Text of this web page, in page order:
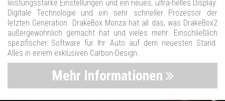
leistungsstarke Einstellungen und ein neues, ultra-helles Display.
Digitale Technologie und ein sehr schneller Prozessor der
letzten Generation. DrakeBox Monza hat all das, was DrakeBox2
außergewöhnlich gemacht hat und vieles mehr. Einschließlich
spezifischer Software für Ihr Auto auf dem neuesten Stand.
Alles in einem exklusiven Carbon-Design.
Mehr Informationen